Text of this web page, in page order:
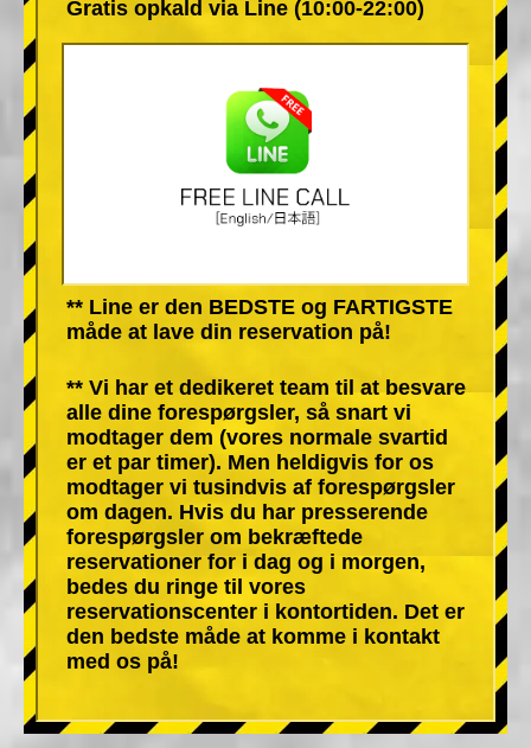
Gratis opkald via Line (10:00-22:00)
** Line er den BEDSTE og FARTIGSTE
måde at lave din reservation på!
** Vi har et dedikeret team til at besvare
alle dine forespørgsler, så snart vi
modtager dem (vores normale svartid
er et par timer). Men heldigvis for os
modtager vi tusindvis af forespørgsler
om dagen. Hvis du har presserende
forespørgsler om bekræftede
reservationer for i dag og i morgen,
bedes du ringe til vores
reservationscenter i kontortiden. Det er
den bedste måde at komme i kontakt
med os på!